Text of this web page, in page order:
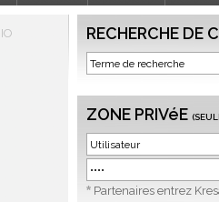
RECHERCHE DE
ZONE PRIVéE
* Partenaires entrez